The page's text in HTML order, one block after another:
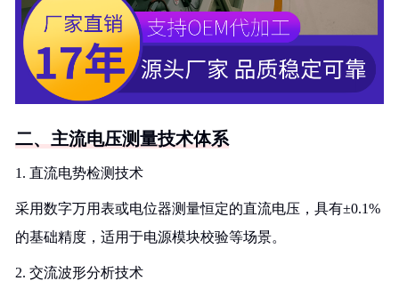
二、主流电压测量技术体系
1. 直流电势检测技术
采用数字万用表或电位器测量恒定的直流电压，具有±0.1%
的基础精度，适用于电源模块校验等场景。
2. 交流波形分析技术